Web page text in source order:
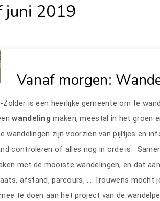
juni 2019
Vanaf morgen:
Zolder is een heerlijke gemeente om te
wandelingmaken, meestal in het groen
wandelingen zijn voorzien van pijltjes en
controleren of alles nog in orde is.
met de mooiste wandelingen, en dat
afstand, parcours, … Trouwens mocht
te doen aan het project van de